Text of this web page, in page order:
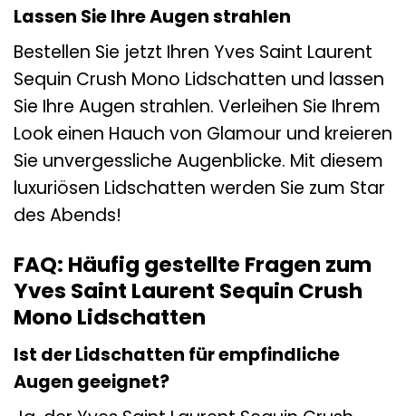
Lassen Sie Ihre Augen strahlen
Bestellen Sie jetzt Ihren Yves Saint Laurent
Sequin Crush Mono Lidschatten und lassen
Sie Ihre Augen strahlen. Verleihen Sie Ihrem
Look einen Hauch von Glamour und kreieren
Sie unvergessliche Augenblicke. Mit diesem
luxuriösen Lidschatten werden Sie zum Star
des Abends!
FAQ: Häufig gestellte Fragen zum
Yves Saint Laurent Sequin Crush
Mono Lidschatten
Ist der Lidschatten für empfindliche
Augen geeignet?